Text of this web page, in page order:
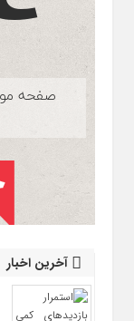
آخرین اخبار